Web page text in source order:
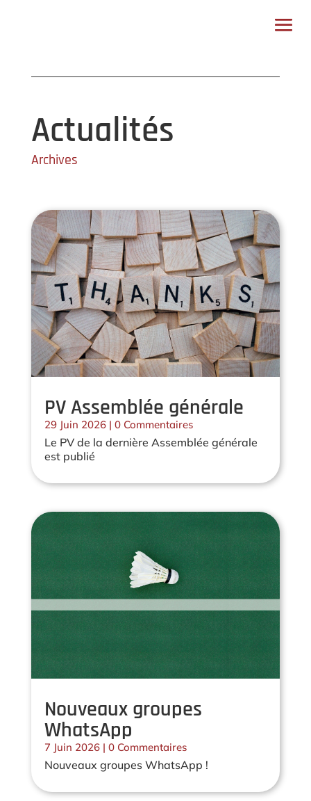
Actualités
Archives
PV Assemblée générale
29 Juin 2026| 0 Commentaires
Le PV de la dernière Assemblée générale
est publié
Nouveaux groupes
WhatsApp
7 Juin 2026| 0 Commentaires
Nouveaux groupes WhatsApp !